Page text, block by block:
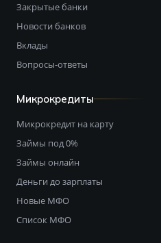
Закрытые банки
Новости банков
Вклады
Вопросы-ответы
Микрокредиты
Микрокредит на карту
Займы под 0%
Займы онлайн
Деньги до зарплаты
Новые МФО
Список МФО